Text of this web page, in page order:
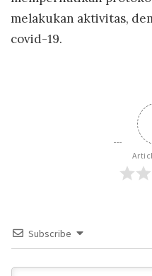
melakukan aktivitas,
covid-19.
Subscribe